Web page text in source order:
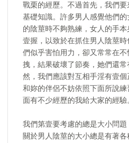
戰栗的經歷。不過首先，我們
基礎知識。許多男人感覺他們
的陰莖時不夠熟練，女人的手
壹握，以致於在抓住男人陰莖
們似乎害怕用力，卻又常常在
拽，結果破壞了節奏，她們還
然，我們應該對互相手淫有壹
和妳的伴侶不妨依照下面所說
面有不少經歷的我給大家的經驗
我們第壹要考慮的總是大小問題
關於男人陰莖的大小總是有著